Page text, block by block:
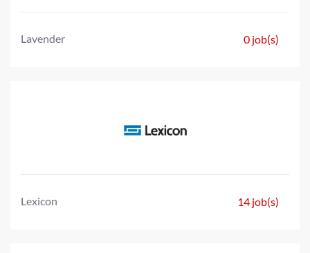
Lavender 0 job(s)
Lexicon 14 job(s)